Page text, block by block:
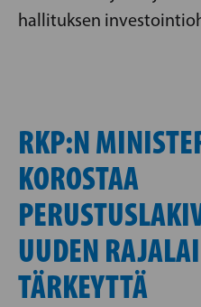
hallituksen
RKP:N
KOROSTAA
UUDEN
TÄRKEYTTÄ